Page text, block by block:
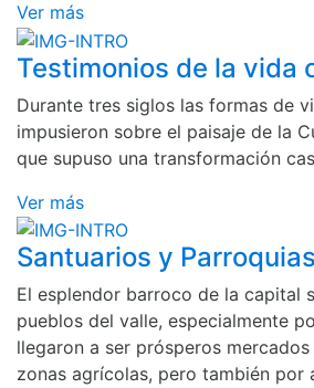
Ver más
Testimonios de la vida
Durante tres siglos las formas de
impusieron sobre el paisaje de la
que supuso una transformación
Ver más
Santuarios y Parroquias
El esplendor barroco de la capital
pueblos del valle, especialmente
llegaron a ser prósperos
zonas agrícolas, pero también por